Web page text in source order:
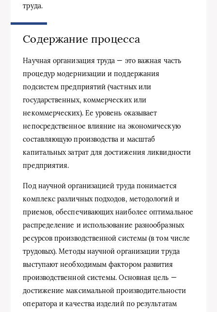
труда.
Содержание процесса
Научная организация труда — это важная часть
процедур модернизации и поддержания
подсистем предприятий (частных или
государственных, коммерческих или
некоммерческих). Ее уровень оказывает
непосредственное влияние на экономическую
составляющую производства и масштаб
капитальных затрат для достижения ликвидности
предприятия.
Под научной организацией труда понимается
комплекс различных подходов, методологий и
приемов, обеспечивающих наиболее оптимальное
распределение и использование разнообразных
ресурсов производственной системы (в том числе
трудовых). Методы научной организации труда
выступают необходимым фактором развития
производственной системы. Основная цель —
достижение максимальной производительности
оператора и качества изделий по результатам